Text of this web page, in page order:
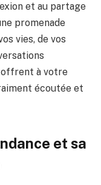
et au partage
promenade
vies, de vos
à votre
écoutée et
et sa